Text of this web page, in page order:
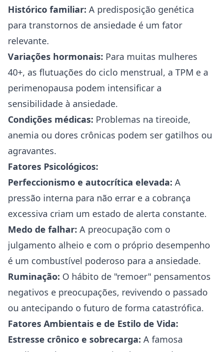
Histórico familiar: A predisposição genética
para transtornos de ansiedade é um fator
relevante.
Variações hormonais: Para muitas mulheres
40+, as flutuações do ciclo menstrual, a TPM e a
perimenopausa podem intensificar a
sensibilidade à ansiedade.
Condições médicas: Problemas na tireoide,
anemia ou dores crônicas podem ser gatilhos ou
agravantes.
Fatores Psicológicos:
Perfeccionismo e autocrítica elevada: A
pressão interna para não errar e a cobrança
excessiva criam um estado de alerta constante.
Medo de falhar: A preocupação com o
julgamento alheio e com o próprio desempenho
é um combustível poderoso para a ansiedade.
Ruminação: O hábito de "remoer" pensamentos
negativos e preocupações, revivendo o passado
ou antecipando o futuro de forma catastrófica.
Fatores Ambientais e de Estilo de Vida:
Estresse crônico e sobrecarga: A famosa